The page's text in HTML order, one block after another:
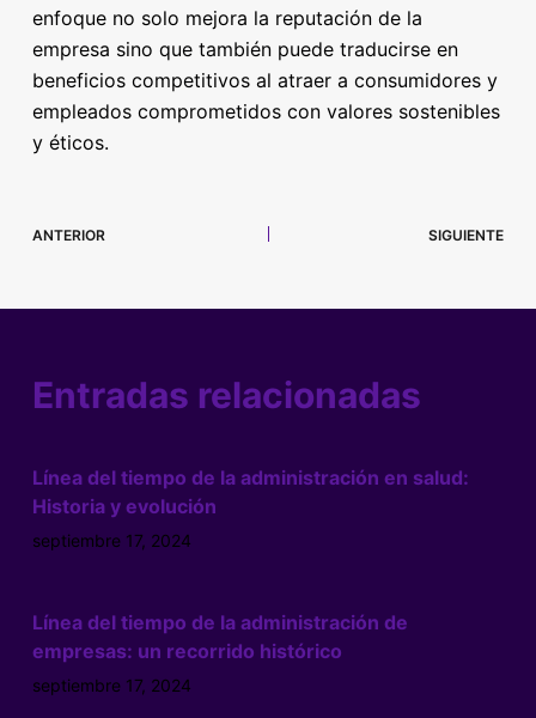
enfoque no solo mejora la reputación de la
empresa sino que también puede traducirse en
beneficios competitivos al atraer a consumidores y
empleados comprometidos con valores sostenibles
y éticos.
ANTERIOR SIGUIENTE
Entradas relacionadas
Línea del tiempo de la administración en salud:
Historia y evolución
septiembre 17, 2024
Línea del tiempo de la administración de
empresas: un recorrido histórico
septiembre 17, 2024